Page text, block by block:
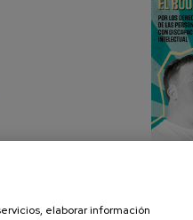
elaborar información